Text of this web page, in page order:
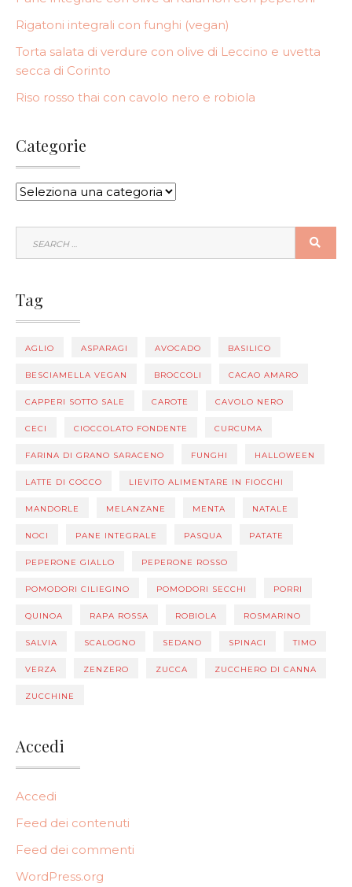
Rigatoni integrali con funghi (vegan)
Torta salata di verdure con olive di Leccino e uvetta
secca di Corinto
Riso rosso thai con cavolo nero e robiola
Categorie
CATEGORIE
Tag
AGLIO ASPARAGI AVOCADO BASILICO
BESCIAMELLA VEGAN BROCCOLI CACAO AMARO
CAPPERI SOTTO SALE CAROTE CAVOLO NERO
CECI CIOCCOLATO FONDENTE CURCUMA
FARINA DI GRANO SARACENO FUNGHI HALLOWEEN
LATTE DI COCCO LIEVITO ALIMENTARE IN FIOCCHI
MANDORLE MELANZANE MENTA NATALE
NOCI PANE INTEGRALE PASQUA PATATE
PEPERONE GIALLO PEPERONE ROSSO
POMODORI CILIEGINO POMODORI SECCHI PORRI
QUINOA RAPA ROSSA ROBIOLA ROSMARINO
SALVIA SCALOGNO SEDANO SPINACI TIMO
VERZA ZENZERO ZUCCA ZUCCHERO DI CANNA
ZUCCHINE
Accedi
Accedi
Feed dei contenuti
Feed dei commenti
WordPress.org